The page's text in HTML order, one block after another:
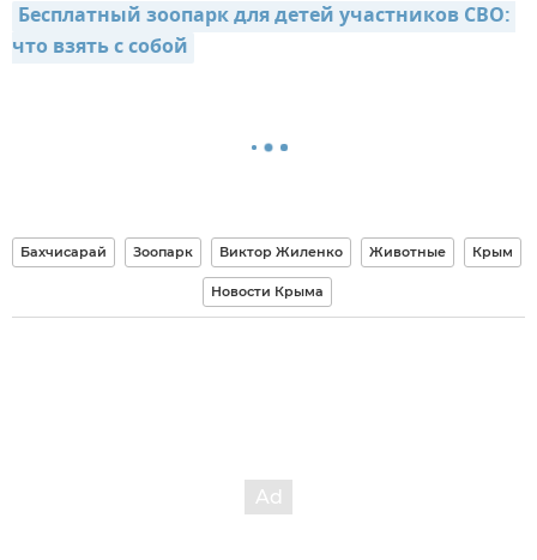
Бесплатный зоопарк для детей участников СВО:
что взять с собой
Бахчисарай Зоопарк Виктор Жиленко Животные Крым
Новости Крыма